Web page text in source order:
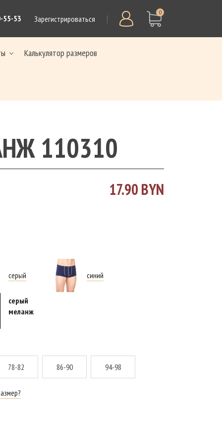
55-53 Зарегистрироваться
0
Калькулятор размеров
110310
17.90 BYN
серый синий
серый
меланж
78-82 86-90 94-98